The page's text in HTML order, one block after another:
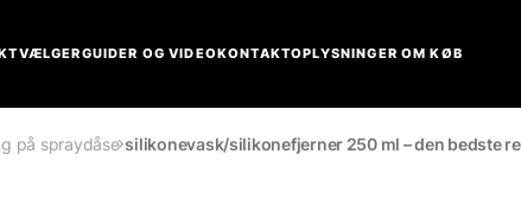
GUIDER OG VIDEOKONTAKTOPLYSNINGER OM KØB
på spraydåse silikonevask/silikonefjerner 250 ml – den bedste